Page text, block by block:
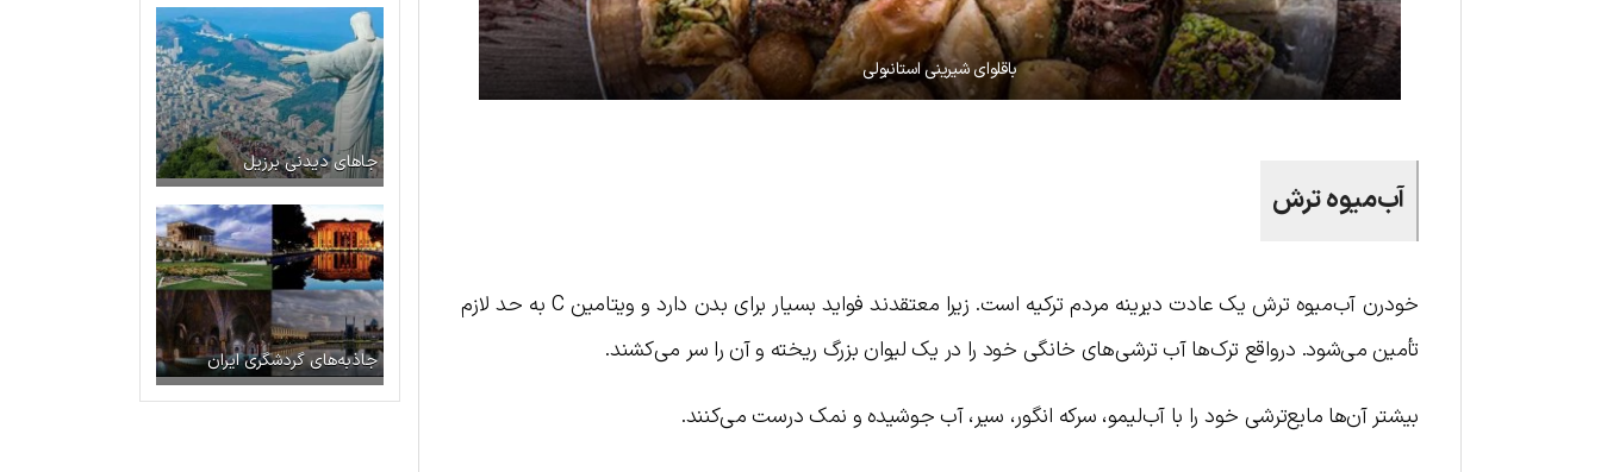
باقلوای شیرینی استانبولی
آب‌میوه ترش
خودرن آب‌میوه ترش یک عادت دیرینه مردم ترکیه است. زیرا معتقدند فواید بسیار برای بدن دارد و ویتامین C به حد لازم
تأمین می‌شود. درواقع ترک‌ها آب‌ ترشی‌های خانگی خود را در یک لیوان بزرگ ریخته و آن را سر می‌کشند.
بیشتر آن‌ها مایع‌ترشی خود را با آب‌لیمو، سرکه انگور، سیر، آب جوشیده و نمک درست می‌کنند.
جاهای دیدنی برزیل
جاذبه‌های گردشگری ایران